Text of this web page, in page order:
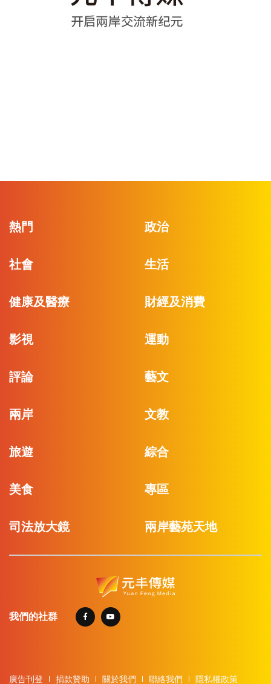
熱門 政治
社會 生活
健康及醫療 財經及消費
影視 運動
評論 藝文
兩岸 文教
旅遊 綜合
美食 專區
司法放大鏡 兩岸藝苑天地
我們的社群
廣告刊登 捐款贊助 關於我們 聯絡我們 隱私權政策